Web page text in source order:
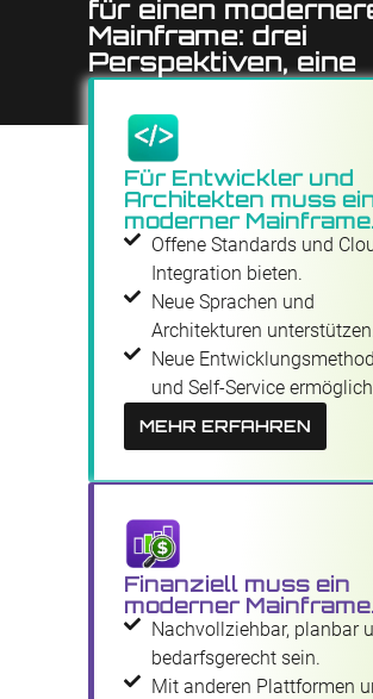
für einen
Mainframe: drei
Perspektiven, eine
Strategie.
Für Entwickler und
Architekten muss
moderner
Offene Standards und
Integration bieten.
Neue Sprachen und
Architekturen
Neue
und Self-Service
MEHR ERFAHREN
Finanziell muss ein
moderner
Nachvollziehbar, planbar
bedarfsgerecht sein.
Mit anderen Plattformen